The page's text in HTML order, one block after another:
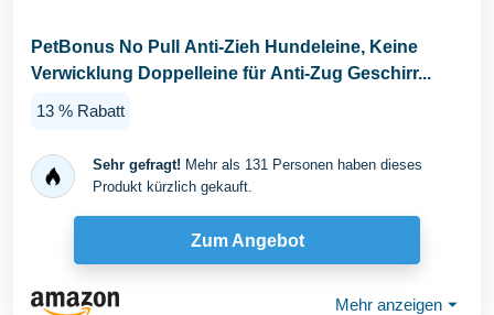
PetBonus No Pull Anti-Zieh Hundeleine, Keine
Verwicklung Doppelleine für Anti-Zug Geschirr...
13 % Rabatt
Sehr gefragt! Mehr als 131 Personen haben dieses
Produkt kürzlich gekauft.
Zum Angebot
Mehr anzeigen ⏷